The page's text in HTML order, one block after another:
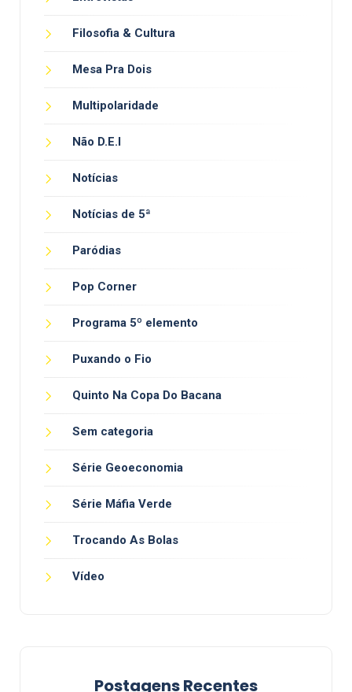
Filosofia & Cultura
Mesa Pra Dois
Multipolaridade
Não D.E.I
Notícias
Notícias de 5ª
Paródias
Pop Corner
Programa 5º elemento
Puxando o Fio
Quinto Na Copa Do Bacana
Sem categoria
Série Geoeconomia
Série Máfia Verde
Trocando As Bolas
Vídeo
Postagens Recentes